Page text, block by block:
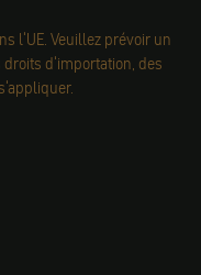
l'UE. Veuillez prévoir un
d'importation, des